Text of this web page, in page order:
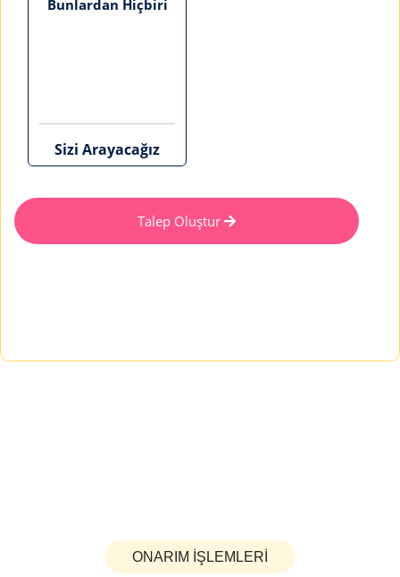
Bunlardan Hiçbiri
Sizi Arayacağız
Talep Oluştur
ONARIM İŞLEMLERİ